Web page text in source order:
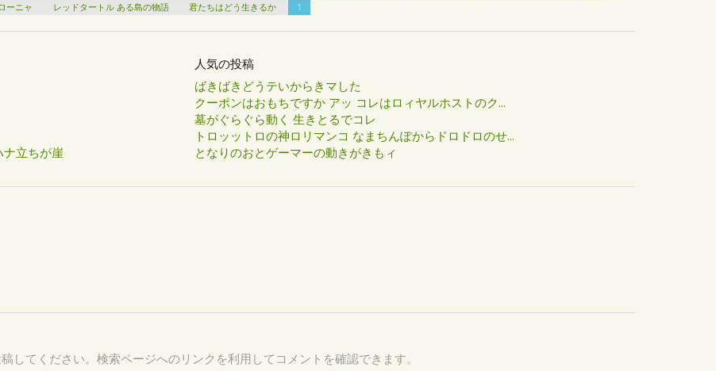
ーニャ レッドタートル ある島の物語 君たちはどう生きるか 1
立ちが崖
人気の投稿
ばきばきどうテいからきマした
クーポンはおもちですか アッ コレはロィヤルホストのク...
墓がぐらぐら動く 生きとるでコレ
トロッットロの神ロリマンコ なまちんぽからドロドロのせ...
となりのおとゲーマーの動きがきもィ
てください。検索ページへのリンクを利用してコメントを確認できます。